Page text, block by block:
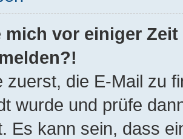
mich vor einiger
zuerst, die E-Mail zu
wurde und prüfe
Es kann sein, dass